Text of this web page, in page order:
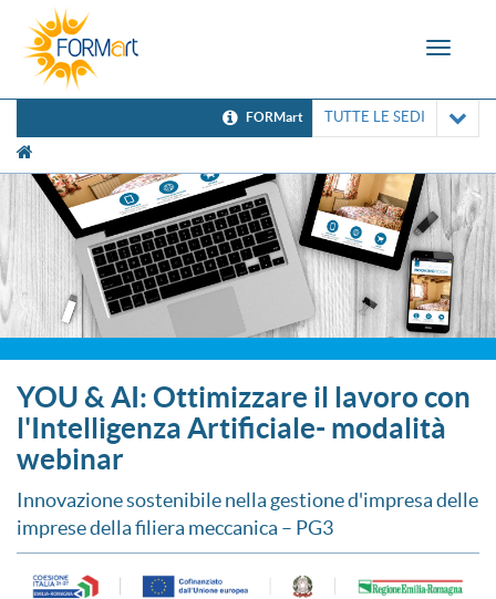
Toggle
FORMart TUTTE LE SEDI
YOU & AI: Ottimizzare il lavoro con
l'Intelligenza Artificiale- modalità
webinar
Innovazione sostenibile nella gestione d'impresa delle
imprese della filiera meccanica – PG3